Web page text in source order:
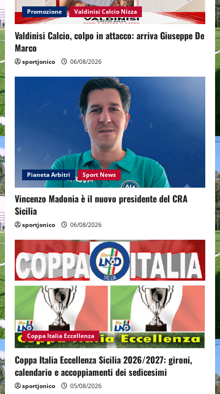
Promozione Valdinisi Calcio Nizza
Valdinisi Calcio, colpo in attacco: arriva Giuseppe De
Marco
sportjonico 06/08/2026
Pianeta Arbitri Sport News
Vincenzo Madonia è il nuovo presidente del CRA
Sicilia
sportjonico 06/08/2026
Coppa Italia Eccellenza
Coppa Italia Eccellenza Sicilia 2026/2027: gironi,
calendario e accoppiamenti dei sedicesimi
sportjonico 05/08/2026